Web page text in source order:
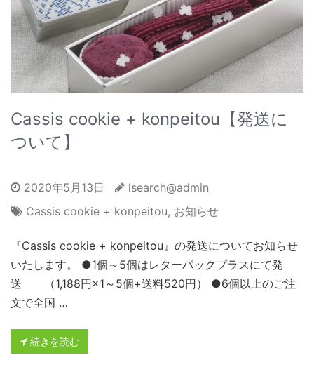
Cassis cookie + konpeitou【発送に
ついて】
2020年5月13日
lsearch@admin
Cassis cookie + konpeitou, お知らせ
『Cassis cookie + konpeitou』の発送についてお知らせ
いたします。 ●1個～5個はレターパックプラスにて発
送 （1,188円×1～5個+送料520円） ●6個以上のご注
文で全国 …
続きを読む